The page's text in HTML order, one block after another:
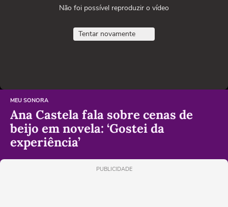
Não foi possível reproduzir o vídeo
Tentar novamente
MEU SONORA
Ana Castela fala sobre cenas de
beijo em novela: ‘Gostei da
experiência’
PUBLICIDADE